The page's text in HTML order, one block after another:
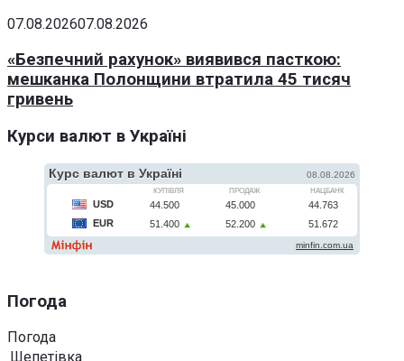
07.08.202607.08.2026
«Безпечний рахунок» виявився пасткою:
мешканка Полонщини втратила 45 тисяч
гривень
Курси валют в Україні
Погода
Погода
Шепетівка